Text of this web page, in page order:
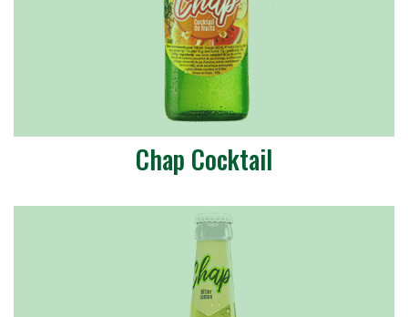
Chap Cocktail